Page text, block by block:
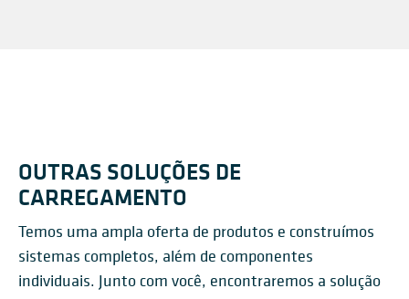
OUTRAS SOLUÇÕES DE
CARREGAMENTO
Temos uma ampla oferta de produtos e construímos
sistemas completos, além de componentes
individuais. Junto com você, encontraremos a solução